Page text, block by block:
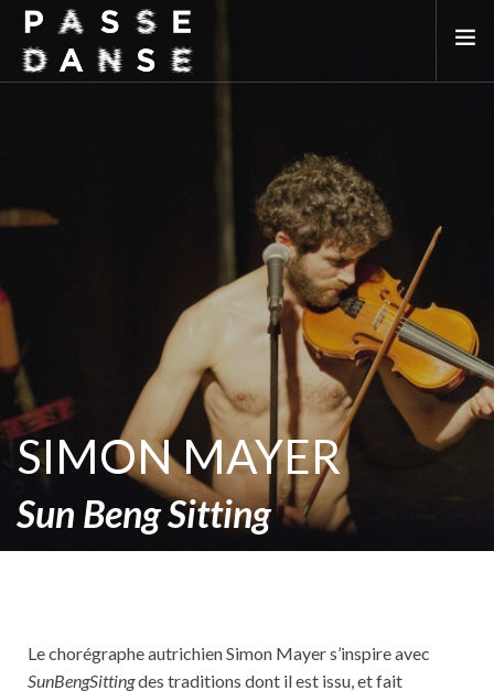
SIMON MAYER
Sun Beng Sitting
Le chorégraphe autrichien Simon Mayer s’inspire avec
SunBengSittingdes traditions dont il est issu, et fait